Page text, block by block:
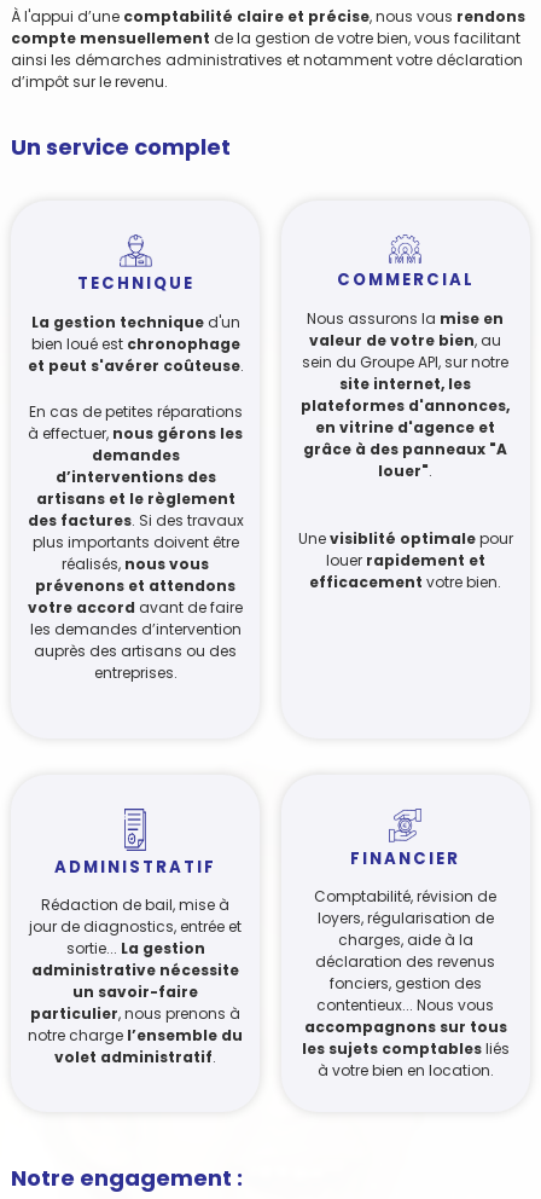
À l'appui d’une comptabilité claire et précise, nous vous rendons
compte mensuellement de la gestion de votre bien, vous facilitant
ainsi les démarches administratives et notamment votre déclaration
d’impôt sur le revenu.
Un service complet
TECHNIQUE
La gestion techniqued'un
bien loué est chronophage
et peut s'avérer coûteuse.
En cas de petites réparations
à effectuer, nous gérons les
demandes
d’interventions des
artisans et le règlement
des factures. Si des travaux
plus importants doivent être
réalisés, nous vous
prévenons et attendons
votre accord avant de faire
les demandes d’intervention
auprès des artisans ou des
entreprises.
COMMERCIAL
Nous assurons la mise en
valeur de votre bien, au
sein du Groupe API, sur notre
site internet, les
plateformes d'annonces,
en vitrine d'agence et
grâce à des panneaux "A
louer".
Unevisiblité optimalepour
louerrapidement et
efficacement votre bien.
ADMINISTRATIF
Rédaction de bail, mise à
jour de diagnostics, entrée et
sortie... La gestion
administrative nécessite
un savoir-faire
particulier, nous prenons à
notre charge l’ensemble du
volet administratif.
FINANCIER
Comptabilité, révision de
loyers, régularisation de
charges, aide à la
déclaration des revenus
fonciers, gestion des
contentieux... Nous vous
accompagnons sur tous
les sujets comptablesliés
à votre bien en location.
Notre engagement :